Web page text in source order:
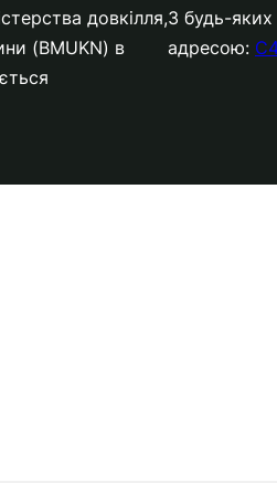
довкілля,
(BMUKN) в
З будь-
адресою: